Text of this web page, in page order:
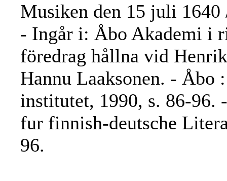
Musiken den 15 juli
- Ingår i: Åbo Akademi i
föredrag hållna vid
Hannu Laaksonen. - Åbo
institutet, 1990, s. 86-96.
fur finnish-deutsche
96.